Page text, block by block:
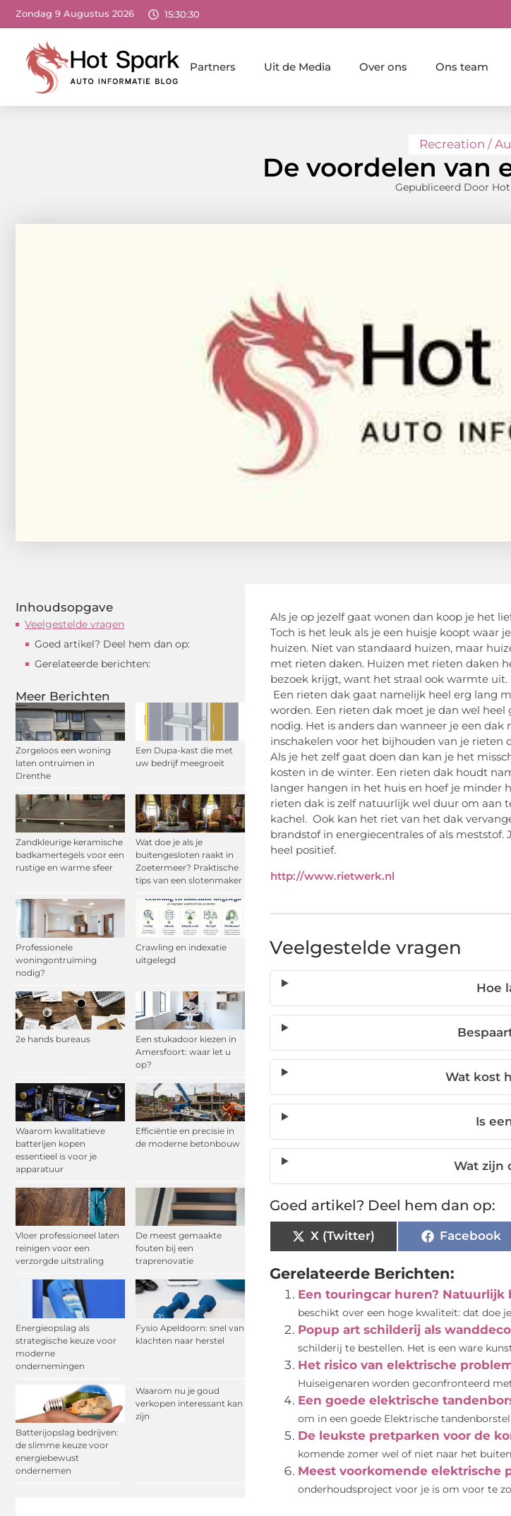
Zondag 9 Augustus 2026 15:30:31
Partners Uit de Media Over ons Ons team
Recreation /
De voordelen van
Gepubliceerd Door
Inhoudsopgave
Veelgestelde vragen
Goed artikel? Deel hem dan op:
Gerelateerde berichten:
Meer Berichten
Zorgeloos een woning
laten ontruimen in
Drenthe
Een Dupa-kast die met
uw bedrijf meegroeit
Zandkleurige keramische
badkamertegels voor een
rustige en warme sfeer
Wat doe je als je
buitengesloten raakt in
Zoetermeer? Praktische
tips van een slotenmaker
Professionele
woningontruiming
nodig?
Crawling en indexatie
uitgelegd
2e hands bureaus
Een stukadoor kiezen in
Amersfoort: waar let u
op?
Waarom kwalitatieve
batterijen kopen
essentieel is voor je
apparatuur
Efficiëntie en precisie in
de moderne betonbouw
Vloer professioneel laten
reinigen voor een
verzorgde uitstraling
De meest gemaakte
fouten bij een
traprenovatie
Energieopslag als
strategische keuze voor
moderne
ondernemingen
Fysio Apeldoorn: snel van
klachten naar herstel
Batterijopslag bedrijven:
de slimme keuze voor
energiebewust
ondernemen
Waarom nu je goud
verkopen interessant kan
zijn
Als je op jezelf gaat wonen dan koop je het
Toch is het leuk als je een huisje koopt waar
huizen. Niet van standaard huizen, maar
met rieten daken. Huizen met rieten daken
bezoek krijgt, want het straal ook warmte
Een rieten dak gaat namelijk heel erg lang
worden. Een rieten dak moet je dan wel
nodig. Het is anders dan wanneer je een
inschakelen voor het bijhouden van je rieten
Als je het zelf gaat doen dan kan je het
kosten in de winter. Een rieten dak houdt
langer hangen in het huis en hoef je minder
rieten dak is zelf natuurlijk wel duur om aan
kachel. Ook kan het riet van het dak
brandstof in energiecentrales of als
heel positief.
http://www.rietwerk.nl
Veelgestelde vragen
Hoe
Wat kost
Is
Wat zijn
Goed artikel? Deel hem dan op:
X (Twitter) Facebook
Gerelateerde Berichten:
Een touringcar huren? Natuurlijk
beschikt over een hoge kwaliteit: dat doe
Popup art schilderij als
schilderij te bestellen. Het is een ware
Het risico van elektrische
Huiseigenaren worden geconfronteerd
Een goede elektrische
om in een goede Elektrische
De leukste pretparken voor de
komende zomer wel of niet naar het
Meest voorkomende elektrische
onderhoudsproject voor je is om voor te